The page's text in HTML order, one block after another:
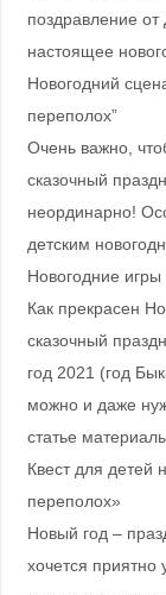
поздравление
настоящее
Новогодний
переполох”
Очень важно,
сказочный
неординарно!
детским
Новогодние
Как прекрасен
сказочный
год 2021 (год
можно и даже
статье
Квест для детей
переполох»
Новый год –
хочется приятно